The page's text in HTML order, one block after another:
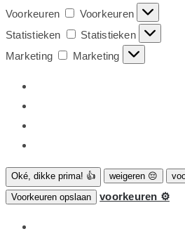
Voorkeuren
Voorkeuren
Statistieken
Statistieken
Marketing
Marketing
Oké, dikke prima! 👍 weigeren 😔
Voorkeuren opslaan
voorkeuren ⚙